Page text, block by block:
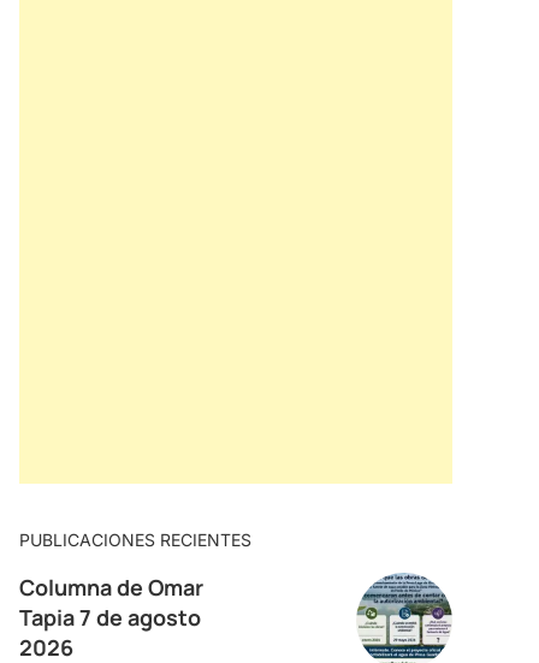
PUBLICACIONES RECIENTES
Columna de Omar
Tapia 7 de agosto
2026